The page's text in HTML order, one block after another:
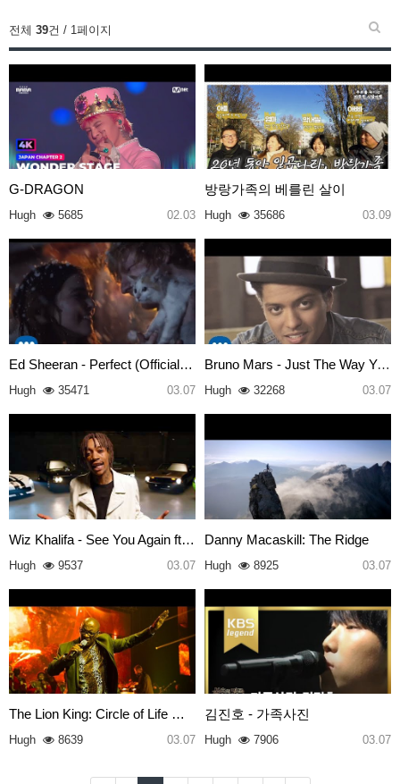
전체 39건 / 1페이지
G-DRAGON
Hugh 5685 02.03
방랑가족의 베를린 살이
Hugh 35686 03.09
Ed Sheeran - Perfect (Official…
Hugh 35471 03.07
Bruno Mars - Just The Way You …
Hugh 32268 03.07
Wiz Khalifa - See You Again ft…
Hugh 9537 03.07
Danny Macaskill: The Ridge
Hugh 8925 03.07
The Lion King: Circle of Life …
Hugh 8639 03.07
김진호 - 가족사진
Hugh 7906 03.07